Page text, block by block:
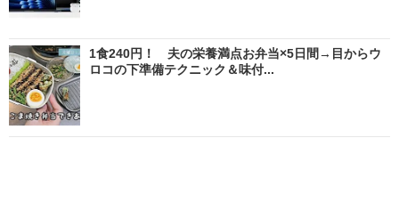
1食240円！ 夫の栄養満点お弁当×5日間→目からウ
ロコの下準備テクニック＆味付...